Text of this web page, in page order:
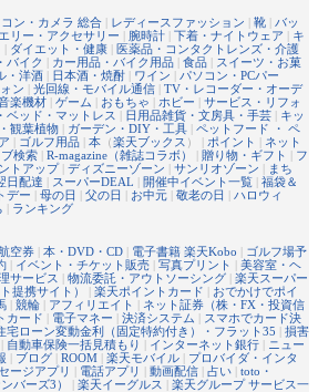
ン・カメラ 総合 | レディースファッション | 靴 | バッ
リー・アクセサリー | 腕時計 | 下着・ナイトウェア | キ
| ダイエット・健康 | 医薬品・コンタクトレンズ・介護
バイク | カー用品・バイク用品 | 食品 | スイーツ・お菓
・洋酒 | 日本酒・焼酎 | ワイン | パソコン・PCパー
ン | 光回線・モバイル通信 | TV・レコーダー・オーデ
楽機材 | ゲーム | おもちゃ | ホビー | サービス・リフォ
ベッド・マットレス | 日用品雑貨・文房具・手芸 | キッ
観葉植物 | ガーデン・DIY・工具 | ペットフード ・ ペ
| ゴルフ用品 | 本 （楽天ブックス ） | ポイント | ネット
検索 | R-magazine（雑誌コラボ） | 贈り物・ギフト | フ
トアップ| ディズニーゾーン | サンリオゾーン | まち
日配達 | スーパーDEAL | 開催中イベント一覧 | 福袋＆
デー | 母の日 | 父の日 | お中元 | 敬老の日 | ハロウィ
| ランキング
空券 | 本・DVD・CD | 電子書籍 楽天Kobo | ゴルフ場予
| イベント・チケット販売 | 写真プリント | 美容室・ヘ
サービス | 物流委託・アウトソーシング | 楽天スーパー
提携サイト） | 楽天ポイントカード | おでかけでポイ
| 競輪 | アフィリエイト | ネット証券（株・FX・投資信
カード | 電子マネー | 決済システム | スマホでカード決
宅ローン変動金利（固定特約付き）・フラット35 | 損害
| 自動車保険一括見積もり | インターネット銀行 | ニュー
| ブログ | ROOM | 楽天モバイル | プロバイダ・インタ
ージアプリ | 電話アプリ | 動画配信 | 占い | toto・
バーズ3） | 楽天イーグルス | 楽天グループ サービス一